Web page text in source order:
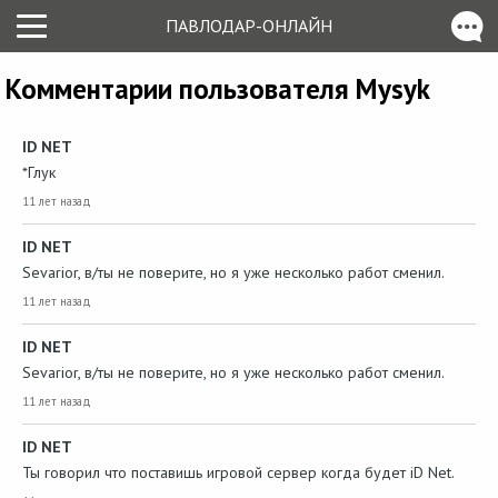
ПАВЛОДАР-ОНЛАЙН
Комментарии пользователя Mysyk
ID NET
*Глук
11 лет назад
ID NET
Sevarior, в/ты не поверите, но я уже несколько работ сменил.
11 лет назад
ID NET
Sevarior, в/ты не поверите, но я уже несколько работ сменил.
11 лет назад
ID NET
Ты говорил что поставишь игровой сервер когда будет iD Net.